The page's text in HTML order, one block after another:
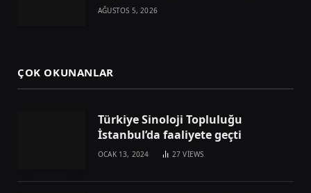
AĞUSTOS 5, 2026
ÇOK OKUNANLAR
Türkiye Sinoloji Topluluğu
İstanbul’da faaliyete geçti
OCAK 13, 2024 27VIEWS